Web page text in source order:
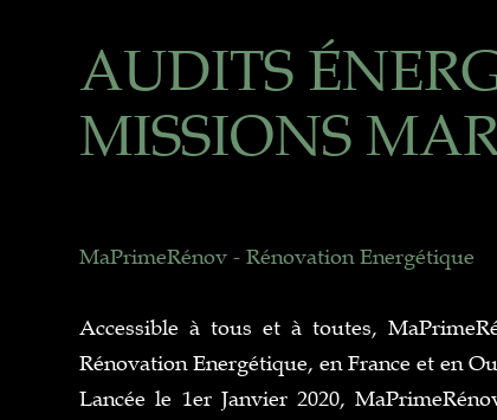
AUDITS
MISSIONS
MaPrimeRénov - Rénovation Energétique
Accessible à tous et à toutes,
Rénovation Energétique, en France et en
Lancée le 1er Janvier 2020,